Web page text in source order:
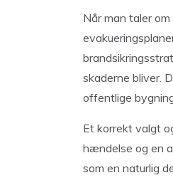
Når man taler
skaderne bliver.
offentlige
Et korrekt valgt
hændelse og en
som en naturlig